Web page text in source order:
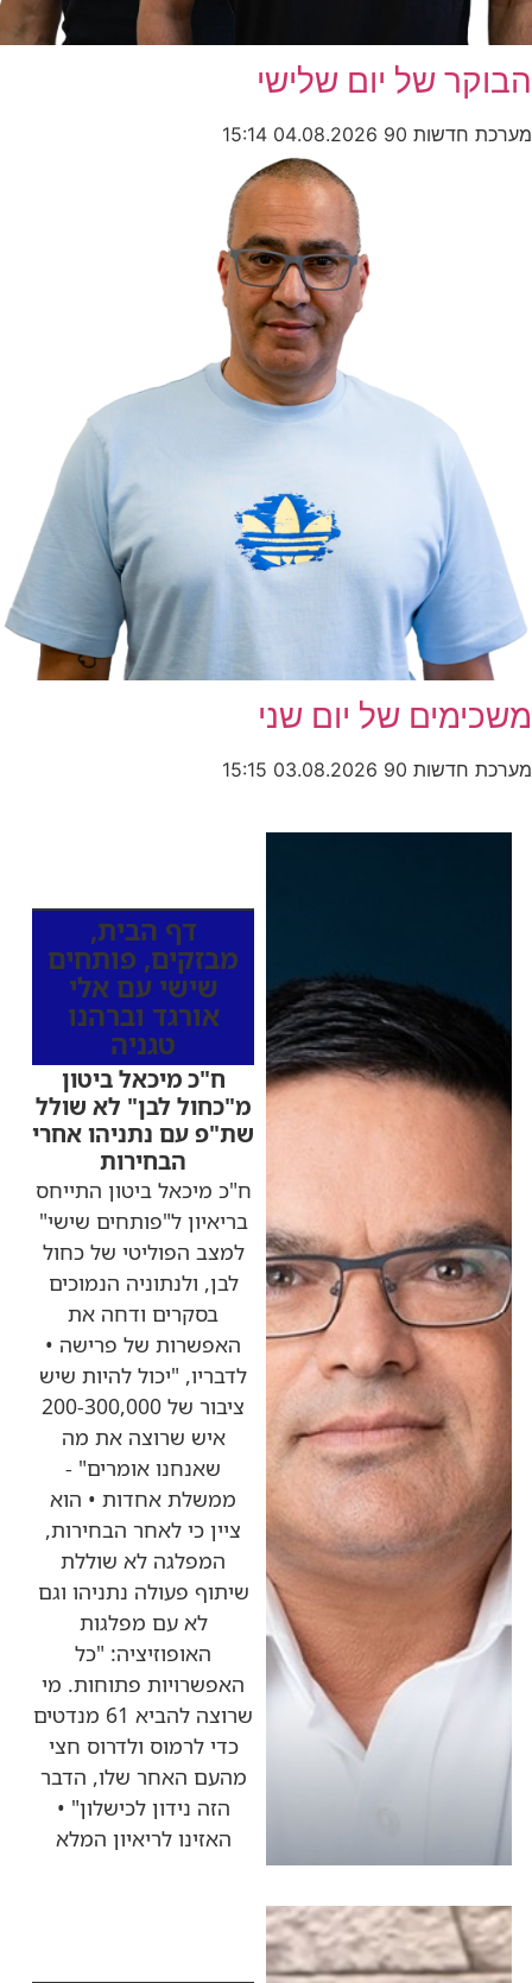
הבוקר של יום שלישי
מערכת חדשות 90 04.08.2026
15:14
משכימים של יום שני
מערכת חדשות 90 03.08.2026
15:15
דף הבית,
מבזקים, פותחים
שישי עם אלי
אורגד וברהנו
טגניה
ח"כ מיכאל ביטון
מ"כחול לבן" לא שולל
שת"פ עם נתניהו אחרי
הבחירות
ח"כ מיכאל ביטון התייחס
בריאיון ל"פותחים שישי"
למצב הפוליטי של כחול
לבן, ולנתוניה הנמוכים
בסקרים ודחה את
האפשרות של פרישה •
לדבריו, "יכול להיות שיש
ציבור של 200-300,000
איש שרוצה את מה
שאנחנו אומרים" -
ממשלת אחדות • הוא
ציין כי לאחר הבחירות,
המפלגה לא שוללת
שיתוף פעולה נתניהו וגם
לא עם מפלגות
האופוזיציה: "כל
האפשרויות פתוחות. מי
שרוצה להביא 61 מנדטים
כדי לרמוס ולדרוס חצי
מהעם האחר שלו, הדבר
הזה נידון לכישלון" •
האזינו לריאיון המלא